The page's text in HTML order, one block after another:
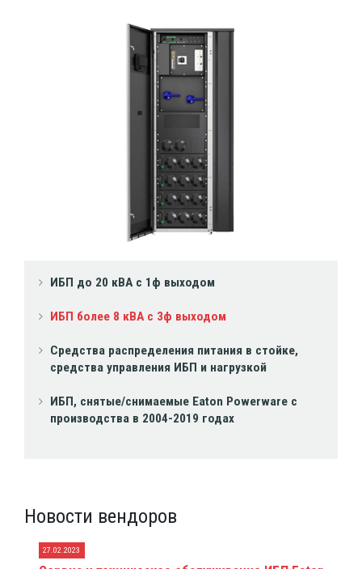
ИБП до 20 кВА с 1ф выходом
ИБП более 8 кВА с 3ф выходом
Средства распределения питания в стойке,
средства управления ИБП и нагрузкой
ИБП, снятые/снимаемые Eaton Powerware с
производства в 2004-2019 годах
Новости вендоров
27.02.2023